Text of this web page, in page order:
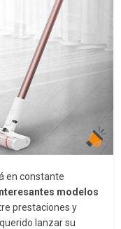
en constante
modelos
prestaciones y
lanzar su